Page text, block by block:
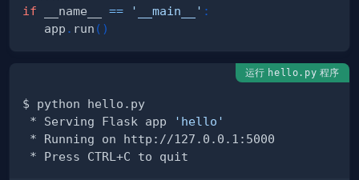
if __name__ == '__main__' :
   app
. run ( )
运行 hello.py 程序
* Serving Flask app
'hello'